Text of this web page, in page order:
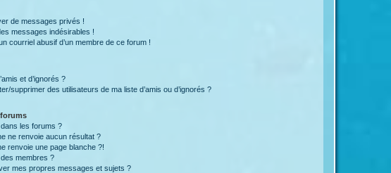
de messages privés !
messages indésirables !
courriel abusif d’un membre de ce forum !
et d’ignorés ?
supprimer des utilisateurs de ma liste d’amis ou d’ignorés ?
les forums ?
ne renvoie aucun résultat ?
renvoie une page blanche ?!
membres ?
mes propres messages et sujets ?